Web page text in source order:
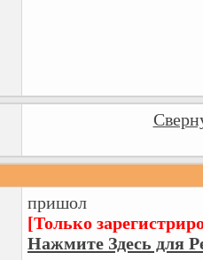
пришол
[Только
Нажмите Здесь для